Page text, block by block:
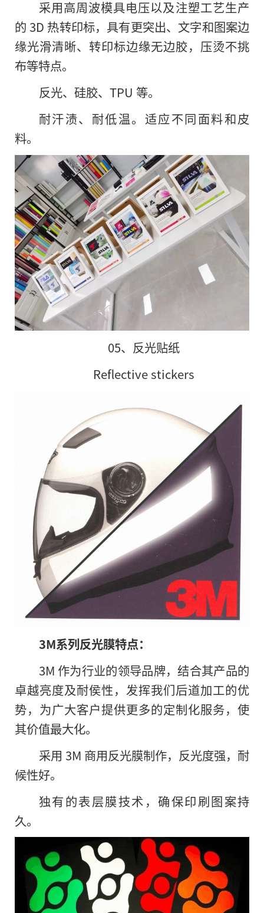
采用高周波模具电压以及注塑工艺生产
的 3D 热转印标，具有更突出、文字和图案边
缘光滑清晰、转印标边缘无边胶，压烫不挑
布等特点。
反光、硅胶、TPU 等。
耐汗渍、耐低温。适应不同面料和皮
料。
05、反光贴纸
Reflective stickers
3M系列反光膜特点：
3M 作为行业的领导品牌，结合其产品的
卓越亮度及耐侯性，发挥我们后道加工的优
势，为广大客户提供更多的定制化服务，使
其价值最大化。
采用 3M 商用反光膜制作，反光度强，耐
候性好。
独有的表层膜技术，确保印刷图案持
久。